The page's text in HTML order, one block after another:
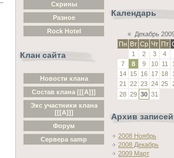
Скрины
Разное
Rock Hotel
Клан сайта
Новости клана
Состав клана [[[A]]]
Экс участники клана
[[[A]]]
Форум
Cервера samp
Календарь
« Декабрь
Пн Вт Ср Чт Пт
1
2 3 4
7
8 9 10 11
14
15 16 17 18
21
22 23 24 25
28 29 30 31
Архив записей
2008 Ноябрь
2008 Декабрь
2009 Март